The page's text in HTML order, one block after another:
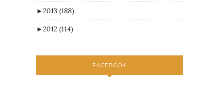
►2013 (188)
►2012 (114)
FACEBOOK